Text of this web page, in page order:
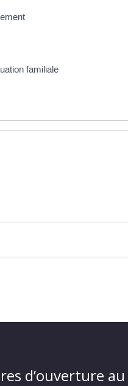
familiale
d’ouverture au